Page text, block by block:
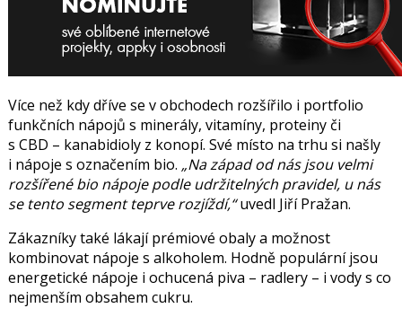
Více než kdy dříve se v obchodech rozšířilo i portfolio
funkčních nápojů s minerály, vitamíny, proteiny či
s CBD – kanabidioly z konopí. Své místo na trhu si našly
i nápoje s označením bio. „Na západ od nás jsou velmi
rozšířené bio nápoje podle udržitelných pravidel, u nás
se tento segment teprve rozjíždí,“uvedl Jiří Pražan.
Zákazníky také lákají prémiové obaly a možnost
kombinovat nápoje s alkoholem. Hodně populární jsou
energetické nápoje i ochucená piva – radlery – i vody s co
nejmenším obsahem cukru.